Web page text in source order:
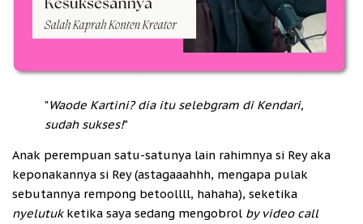
"Waode Kartini? dia itu selebgram di Kendari,
sudah sukses!"
Anak perempuan satu-satunya lain rahimnya si Rey aka
keponakannya si Rey (astagaaahhh, mengapa pulak
sebutannya rempong betoollll, hahaha), seketika
nyelutukketika saya sedang mengobrol by video call